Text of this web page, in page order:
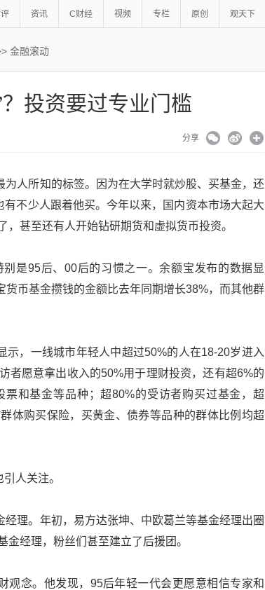
资讯 C财经 视频 专栏 原创 观天下
金融滚动
投资要过专业门槛
分享
为人所知的标签。因为在大学时就炒股、买基金，还
有不少人跟着他买。今年以来，国内资本市场大起大
甚至还有人开始钻研期货和虚拟货币投资。
是95后、00后的习惯之一。余额宝发布的数据显
币基金攒钱的金额比去年同期增长38%，而其他群
示，一线城市年轻人中超过50%的人在18-20岁进入
者愿意拿出收入的50%用于理财投资，还有超6%的
和基金等品种；超80%的受访者购买过基金，超
体购买保险，买黄金、债券等品种的群体比例均超
人关注。
经理。年初，易方达张坤、中欧葛兰等基金经理出圈
经理，粉丝们甚至建立了后援团。
观念。他发现，95后年轻一代会更愿意相信专家和